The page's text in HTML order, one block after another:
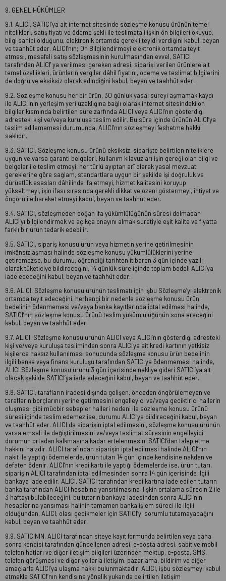
9. GENEL HÜKÜMLER
9.1. ALICI, SATICI’ya ait internet sitesinde sözleşme konusu ürünün temel
nitelikleri, satış fiyatı ve ödeme şekli ile teslimata ilişkin ön bilgileri okuyup,
bilgi sahibi olduğunu, elektronik ortamda gerekli teyidi verdiğini kabul, beyan
ve taahhüt eder. ALICI’nın; Ön Bilgilendirmeyi elektronik ortamda teyit
etmesi, mesafeli satış sözleşmesinin kurulmasından evvel, SATICI
tarafından ALICI' ya verilmesi gereken adresi, siparişi verilen ürünlere ait
temel özellikleri, ürünlerin vergiler dâhil fiyatını, ödeme ve teslimat bilgilerini
de doğru ve eksiksiz olarak edindiğini kabul, beyan ve taahhüt eder.
9.2. Sözleşme konusu her bir ürün, 30 günlük yasal süreyi aşmamak kaydı
ile ALICI' nın yerleşim yeri uzaklığına bağlı olarak internet sitesindeki ön
bilgiler kısmında belirtilen süre zarfında ALICI veya ALICI’nın gösterdiği
adresteki kişi ve/veya kuruluşa teslim edilir. Bu süre içinde ürünün ALICI’ya
teslim edilememesi durumunda, ALICI’nın sözleşmeyi feshetme hakkı
saklıdır.
9.3. SATICI, Sözleşme konusu ürünü eksiksiz, siparişte belirtilen niteliklere
uygun ve varsa garanti belgeleri, kullanım kılavuzları işin gereği olan bilgi ve
belgeler ile teslim etmeyi, her türlü ayıptan arî olarak yasal mevzuat
gereklerine göre sağlam, standartlara uygun bir şekilde işi doğruluk ve
dürüstlük esasları dâhilinde ifa etmeyi, hizmet kalitesini koruyup
yükseltmeyi, işin ifası sırasında gerekli dikkat ve özeni göstermeyi, ihtiyat ve
öngörü ile hareket etmeyi kabul, beyan ve taahhüt eder.
9.4. SATICI, sözleşmeden doğan ifa yükümlülüğünün süresi dolmadan
ALICI’yı bilgilendirmek ve açıkça onayını almak suretiyle eşit kalite ve fiyatta
farklı bir ürün tedarik edebilir.
9.5. SATICI, sipariş konusu ürün veya hizmetin yerine getirilmesinin
imkânsızlaşması halinde sözleşme konusu yükümlülüklerini yerine
getiremezse, bu durumu, öğrendiği tarihten itibaren 3 gün içinde yazılı
olarak tüketiciye bildireceğini, 14 günlük süre içinde toplam bedeli ALICI’ya
iade edeceğini kabul, beyan ve taahhüt eder.
9.6. ALICI, Sözleşme konusu ürünün teslimatı için işbu Sözleşme’yi elektronik
ortamda teyit edeceğini, herhangi bir nedenle sözleşme konusu ürün
bedelinin ödenmemesi ve/veya banka kayıtlarında iptal edilmesi halinde,
SATICI’nın sözleşme konusu ürünü teslim yükümlülüğünün sona ereceğini
kabul, beyan ve taahhüt eder.
9.7. ALICI, Sözleşme konusu ürünün ALICI veya ALICI’nın gösterdiği adresteki
kişi ve/veya kuruluşa tesliminden sonra ALICI'ya ait kredi kartının yetkisiz
kişilerce haksız kullanılması sonucunda sözleşme konusu ürün bedelinin
ilgili banka veya finans kuruluşu tarafından SATICI'ya ödenmemesi halinde,
ALICI Sözleşme konusu ürünü 3 gün içerisinde nakliye gideri SATICI’ya ait
olacak şekilde SATICI’ya iade edeceğini kabul, beyan ve taahhüt eder.
9.8. SATICI, tarafların iradesi dışında gelişen, önceden öngörülemeyen ve
tarafların borçlarını yerine getirmesini engelleyici ve/veya geciktirici hallerin
oluşması gibi mücbir sebepler halleri nedeni ile sözleşme konusu ürünü
süresi içinde teslim edemez ise, durumu ALICI'ya bildireceğini kabul, beyan
ve taahhüt eder. ALICI da siparişin iptal edilmesini, sözleşme konusu ürünün
varsa emsali ile değiştirilmesini ve/veya teslimat süresinin engelleyici
durumun ortadan kalkmasına kadar ertelenmesini SATICI’dan talep etme
hakkını haizdir. ALICI tarafından siparişin iptal edilmesi halinde ALICI’nın
nakit ile yaptığı ödemelerde, ürün tutarı 14 gün içinde kendisine nakden ve
defaten ödenir. ALICI’nın kredi kartı ile yaptığı ödemelerde ise, ürün tutarı,
siparişin ALICI tarafından iptal edilmesinden sonra 14 gün içerisinde ilgili
bankaya iade edilir. ALICI, SATICI tarafından kredi kartına iade edilen tutarın
banka tarafından ALICI hesabına yansıtılmasına ilişkin ortalama sürecin 2 ile
3 haftayı bulabileceğini, bu tutarın bankaya iadesinden sonra ALICI’nın
hesaplarına yansıması halinin tamamen banka işlem süreci ile ilgili
olduğundan, ALICI, olası gecikmeler için SATICI’yı sorumlu tutamayacağını
kabul, beyan ve taahhüt eder.
9.9. SATICININ, ALICI tarafından siteye kayıt formunda belirtilen veya daha
sonra kendisi tarafından güncellenen adresi, e-posta adresi, sabit ve mobil
telefon hatları ve diğer iletişim bilgileri üzerinden mektup, e-posta, SMS,
telefon görüşmesi ve diğer yollarla iletişim, pazarlama, bildirim ve diğer
amaçlarla ALICI’ya ulaşma hakkı bulunmaktadır. ALICI, işbu sözleşmeyi kabul
etmekle SATICI’nın kendisine yönelik yukarıda belirtilen iletişim